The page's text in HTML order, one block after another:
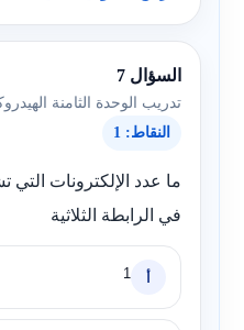
السؤال 7
تدريب الوحدة الثامنة
النقاط: 1
ما عدد الإلكترونات
في الرابطة الثلاثية
أ 1